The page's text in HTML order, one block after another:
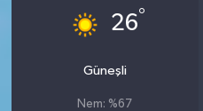
26°
Güneşli
Nem: %67